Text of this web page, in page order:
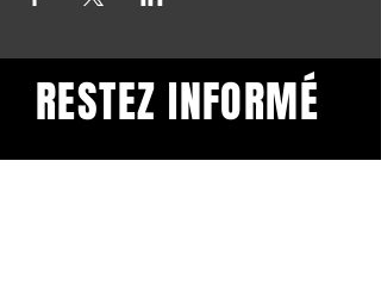
Restez informé et abonnez-
RESTEZ INFORMÉ